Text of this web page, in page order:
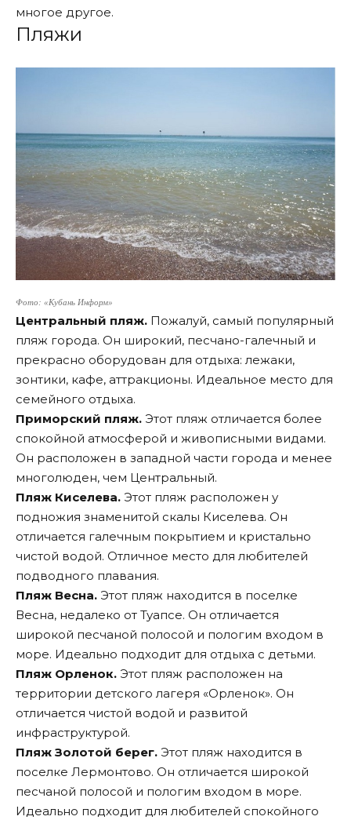
многое другое.
Пляжи
Фото: «Кубань Информ»
Центральный пляж. Пожалуй, самый популярный
пляж города. Он широкий, песчано-галечный и
прекрасно оборудован для отдыха: лежаки,
зонтики, кафе, аттракционы. Идеальное место для
семейного отдыха.
Приморский пляж. Этот пляж отличается более
спокойной атмосферой и живописными видами.
Он расположен в западной части города и менее
многолюден, чем Центральный.
Пляж Киселева. Этот пляж расположен у
подножия знаменитой скалы Киселева. Он
отличается галечным покрытием и кристально
чистой водой. Отличное место для любителей
подводного плавания.
Пляж Весна. Этот пляж находится в поселке
Весна, недалеко от Туапсе. Он отличается
широкой песчаной полосой и пологим входом в
море. Идеально подходит для отдыха с детьми.
Пляж Орленок. Этот пляж расположен на
территории детского лагеря «Орленок». Он
отличается чистой водой и развитой
инфраструктурой.
Пляж Золотой берег. Этот пляж находится в
поселке Лермонтово. Он отличается широкой
песчаной полосой и пологим входом в море.
Идеально подходит для любителей спокойного